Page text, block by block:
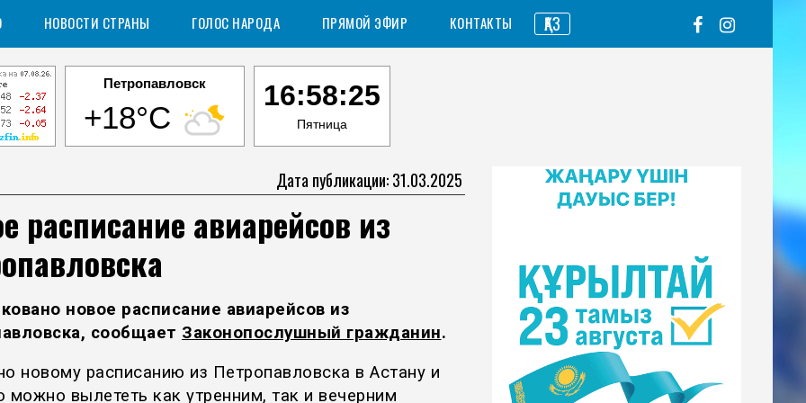
НОВОСТИ СТРАНЫ ГОЛОС НАРОДА ПРЯМОЙ ЭФИР КОНТАКТЫ ҚАЗ
Петропавловск
+18°C
16:58:25
Пятница
Дата публикации: 31.03.2025
расписание авиарейсов из
новое расписание авиарейсов из
сообщает Законопослушный гражданин.
новому расписанию из Петропавловска в Астану и
можно вылететь как утренним, так и вечерним